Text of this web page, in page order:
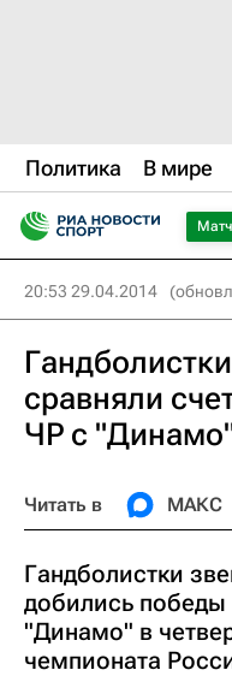
Политика В мире
20:53 29.04.2014
сравняли
ЧР с
Читать в МАКС
Гандболистки
добились победы
"Динамо" в
чемпионата